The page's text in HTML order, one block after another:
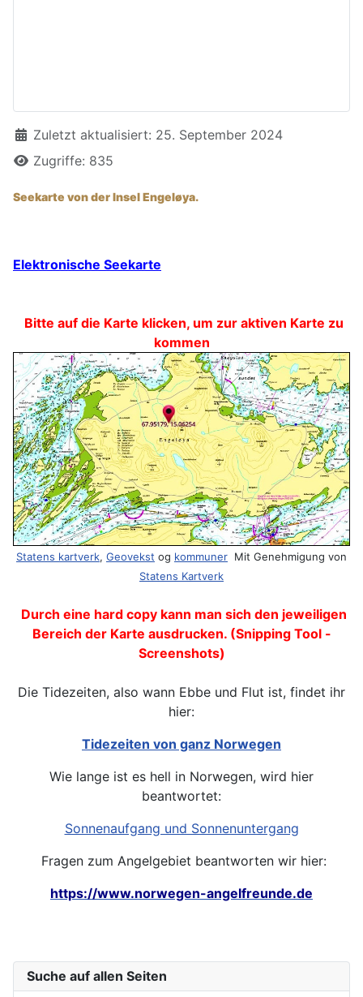
DetailsZuletzt aktualisiert: 25. September 2024
Zugriffe: 835
Seekarte von der Insel Engeløya.
Elektronische Seekarte
Bitte auf die Karte klicken, um zur aktiven Karte zu
kommen
Statens kartverk, Geovekst og kommuner Mit Genehmigung von
Statens Kartverk
Durch eine hard copy kann man sich den jeweiligen
Bereich der Karte ausdrucken. (Snipping Tool -
Screenshots)
Die Tidezeiten, also wann Ebbe und Flut ist, findet ihr
hier:
Tidezeiten von ganz Norwegen
Wie lange ist es hell in Norwegen, wird hier
beantwortet:
Sonnenaufgang und Sonnenuntergang
Fragen zum Angelgebiet beantworten wir hier:
https://www.norwegen-angelfreunde.de
Suche auf allen Seiten